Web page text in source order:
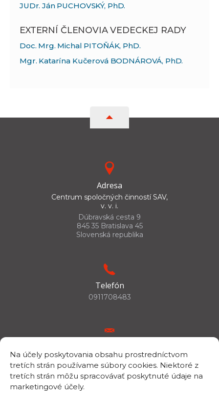
Na účely poskytovania obsahu prostredníctvom
tretích strán používame súbory cookies. Niektoré z
tretích strán môžu spracovávať poskytnuté údaje na
marketingové účely.
JUDr. Ján PUCHOVSKÝ, PhD.
EXTERNÍ ČLENOVIA VEDECKEJ RADY
Doc. Mrg. Michal PITOŇÁK, PhD.
Mgr. Katarína Kučerová BODNÁROVÁ, PhD.
Adresa
Centrum spoločných činností SAV,
v. v. i.
Dúbravská cesta 9
845 35 Bratislava 45
Slovenská republika
Telefón
0911708483
csc.info@savba.sk